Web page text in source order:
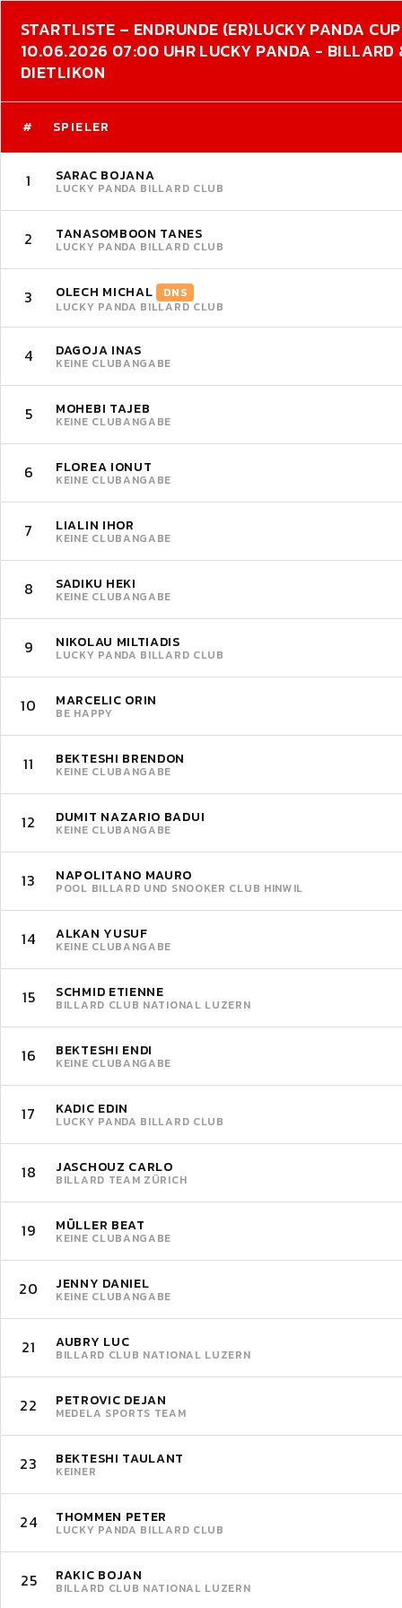
STARTLISTE – ENDRUNDE (ER)LUCKY PANDA CUP
10.06.2026 07:00 UHR LUCKY PANDA - BILLARD
DIETLIKON
# SPIELER
1 SARAC BOJANA
LUCKY PANDA BILLARD CLUB
2 TANASOMBOON TANES
LUCKY PANDA BILLARD CLUB
3 OLECH MICHAL DNS
LUCKY PANDA BILLARD CLUB
4 DAGOJA INAS
KEINE CLUBANGABE
5 MOHEBI TAJEB
KEINE CLUBANGABE
6 FLOREA IONUT
KEINE CLUBANGABE
7 LIALIN IHOR
KEINE CLUBANGABE
8 SADIKU HEKI
KEINE CLUBANGABE
9 NIKOLAU MILTIADIS
LUCKY PANDA BILLARD CLUB
10 MARCELIC ORIN
BE HAPPY
11 BEKTESHI BRENDON
KEINE CLUBANGABE
12 DUMIT NAZARIO BADUI
KEINE CLUBANGABE
13 NAPOLITANO MAURO
POOL BILLARD UND SNOOKER CLUB HINWIL
14 ALKAN YUSUF
KEINE CLUBANGABE
15 SCHMID ETIENNE
BILLARD CLUB NATIONAL LUZERN
16 BEKTESHI ENDI
KEINE CLUBANGABE
17 KADIC EDIN
LUCKY PANDA BILLARD CLUB
18 JASCHOUZ CARLO
BILLARD TEAM ZÜRICH
19 MÜLLER BEAT
KEINE CLUBANGABE
20 JENNY DANIEL
KEINE CLUBANGABE
21 AUBRY LUC
BILLARD CLUB NATIONAL LUZERN
22 PETROVIC DEJAN
MEDELA SPORTS TEAM
23 BEKTESHI TAULANT
KEINER
24 THOMMEN PETER
LUCKY PANDA BILLARD CLUB
25 RAKIC BOJAN
BILLARD CLUB NATIONAL LUZERN